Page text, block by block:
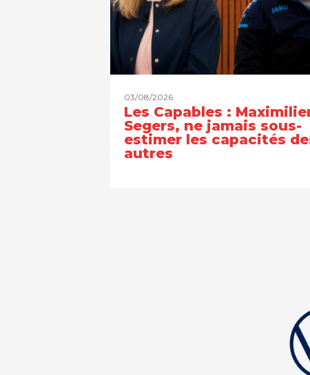
03/08/2026
Les Capables :
Segers, ne jamais sous-
estimer les capacités
autres